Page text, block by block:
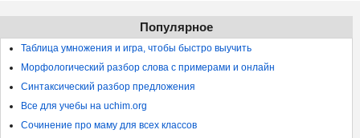
Популярное
Таблица умножения и игра, чтобы быстро выучить
Морфологический разбор слова с примерами и онлайн
Синтаксический разбор предложения
Все для учебы на uchim.org
Сочинение про маму для всех классов